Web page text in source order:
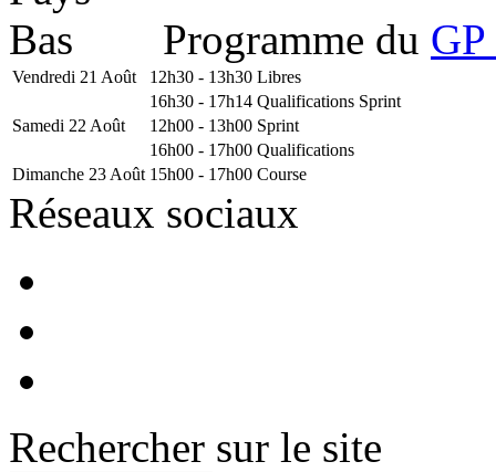
Programme du
Vendredi 21 Août 12h30 - 13h30 Libres
16h30 - 17h14 Qualifications Sprint
Samedi 22 Août
12h00 - 13h00 Sprint
16h00 - 17h00 Qualifications
Dimanche 23 Août 15h00 - 17h00 Course
Réseaux sociaux
Rechercher sur le site